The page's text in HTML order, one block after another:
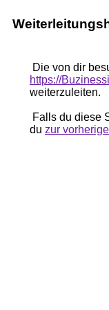
Die von dir
https://
weiterzuleiten.
Falls du diese
du zur